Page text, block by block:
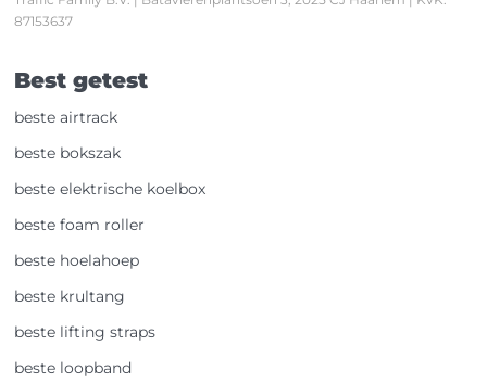
87153637
Best getest
beste airtrack
beste bokszak
beste elektrische koelbox
beste foam roller
beste hoelahoep
beste krultang
beste lifting straps
beste loopband